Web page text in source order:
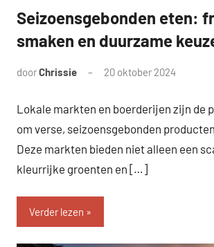
Seizoensgebonden eten:
smaken en duurzame
doorChrissie 20 oktober 2024
Lokale markten en boerderijen zijn de
om verse, seizoensgebonden
Deze markten bieden niet alleen een
kleurrijke groenten en […]
Verder lezen